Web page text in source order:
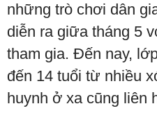
những trò chơi dân
diễn ra giữa tháng 5
tham gia. Đến nay,
đến 14 tuổi từ nhiều
huynh ở xa cũng liên